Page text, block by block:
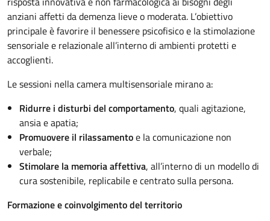
anziani affetti da demenza lieve o moderata. L’obiettivo
principale è favorire il benessere psicofisico e la stimolazione
sensoriale e relazionale all’interno di ambienti protetti e
accoglienti.
Le sessioni nella camera multisensoriale mirano a:
Ridurre i disturbi del comportamento, quali agitazione,
ansia e apatia;
Promuovere il rilassamentoe la comunicazione non
verbale;
Stimolare la memoria affettiva, all’interno di un modello di
cura sostenibile, replicabile e centrato sulla persona.
Formazione e coinvolgimento del territorio